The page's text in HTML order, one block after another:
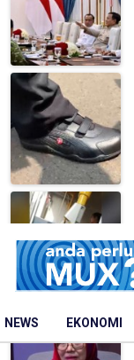
NEWS EKONOMI